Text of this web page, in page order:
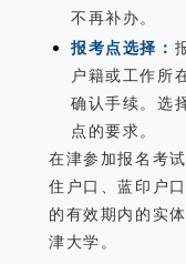
不再补办。
报考点选择：
户籍或工作所
确认手续。选
点的要求。
在津参加报名考
住户口、蓝印户
的有效期内的实
津大学。